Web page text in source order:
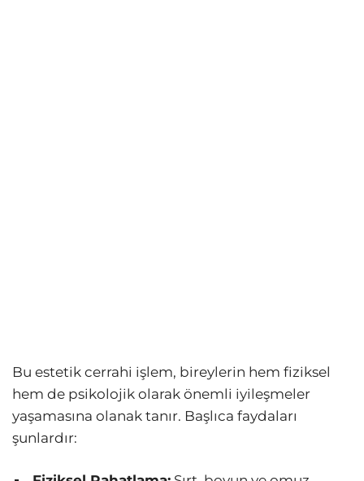
Bu estetik cerrahi işlem, bireylerin hem fiziksel
hem de psikolojik olarak önemli iyileşmeler
yaşamasına olanak tanır. Başlıca faydaları
şunlardır: